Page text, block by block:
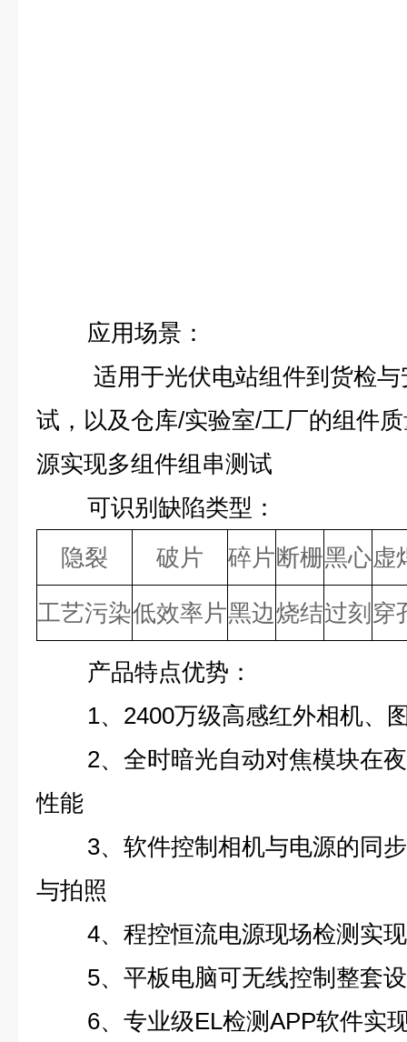
应用场景：
适用于光伏电站组件到货检
试，以及仓库/实验室/工厂的组件
源实现多组件组串测试
可识别缺陷类型：
隐裂
破片 碎片断栅黑心虚
工艺污染低效率片黑边烧结过刻 穿
产品特点优势：
1、2400万级高感红外相机、
2、全时暗光自动对焦模块在
性能
3、软件控制相机与电源的同
与拍照
4、程控恒流电源现场检测实
5、平板电脑可无线控制整套
6、专业级EL检测APP软件实